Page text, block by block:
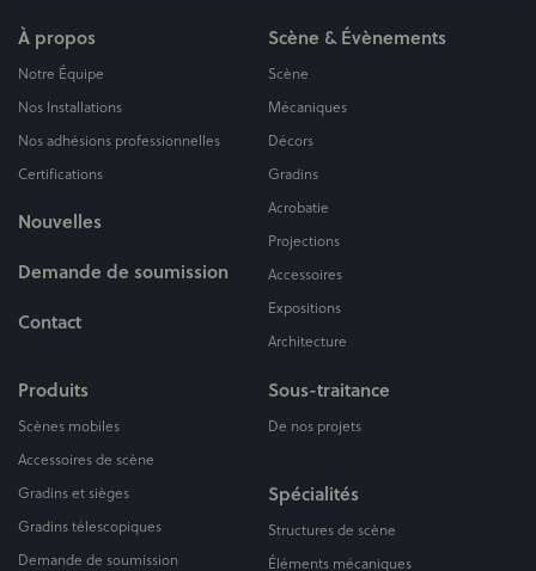
À propos
Notre Équipe
Nos Installations
Nos adhésions professionnelles
Certifications
Nouvelles
Demande de soumission
Contact
Scène & Évènements
Scène
Mécaniques
Décors
Gradins
Acrobatie
Projections
Accessoires
Expositions
Architecture
Produits
Scènes mobiles
Accessoires de scène
Gradins et sièges
Gradins télescopiques
Demande de soumission
Sous-traitance
De nos projets
Spécialités
Structures de scène
Éléments mécaniques